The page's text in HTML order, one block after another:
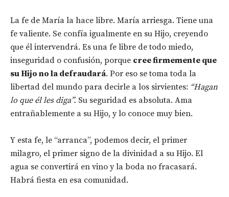
La fe de María la hace libre. María arriesga. Tiene una
fe valiente. Se confía igualmente en su Hijo, creyendo
que él intervendrá. Es una fe libre de todo miedo,
inseguridad o confusión, porque cree firmemente que
su Hijo no la defraudará. Por eso se toma toda la
libertad del mundo para decirle a los sirvientes: “Hagan
lo que él les diga”. Su seguridad es absoluta. Ama
entrañablemente a su Hijo, y lo conoce muy bien.
Y esta fe, le “arranca”, podemos decir, el primer
milagro, el primer signo de la divinidad a su Hijo. El
agua se convertirá en vino y la boda no fracasará.
Habrá fiesta en esa comunidad.